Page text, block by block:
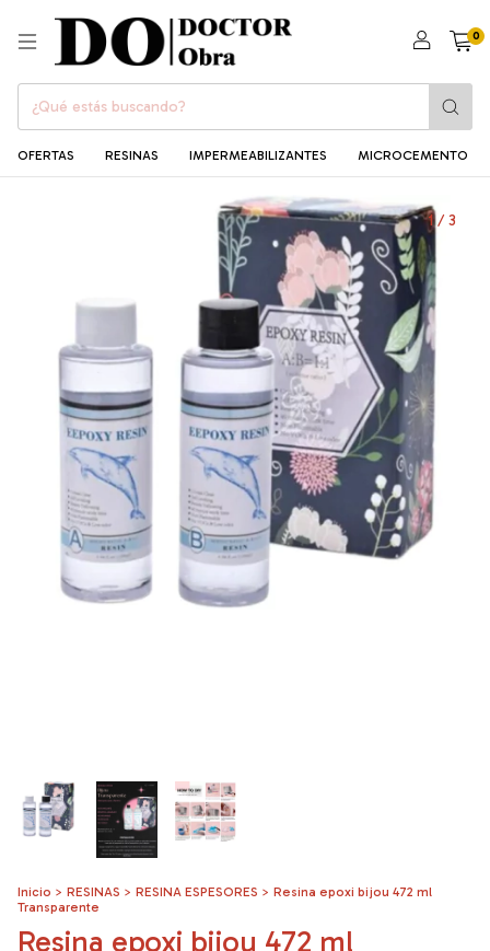
0
OFERTAS RESINAS IMPERMEABILIZANTES MICROCEMENTO
1/3
Inicio > RESINAS > RESINA ESPESORES > Resina epoxi bijou 472 ml
Transparente
Resina epoxi bijou 472 ml